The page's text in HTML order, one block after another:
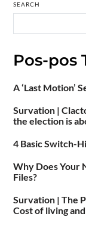
SEARCH
Pos-pos
A ‘Last Motion’
Survation |
the election is
4 Basic Switch-
Why Does Your
Files?
Survation | The
Cost of living